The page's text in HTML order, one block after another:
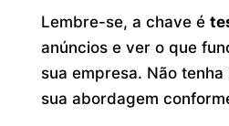
Lembre-se, a chave é
anúncios e ver o que
sua empresa. Não
sua abordagem